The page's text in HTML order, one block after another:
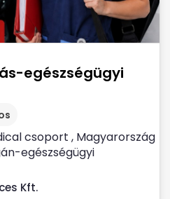
egészségügyi
csoport , Magyarország
egészségügyi
Kft.